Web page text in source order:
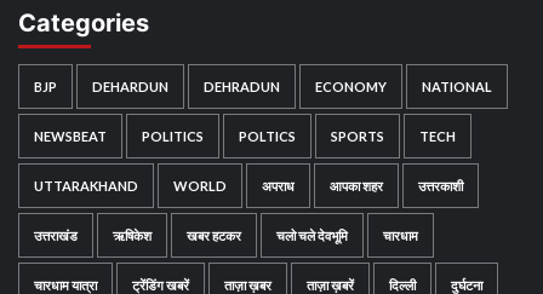
Categories
BJP DEHARDUN DEHRADUN ECONOMY NATIONAL
NEWSBEAT POLITICS POLTICS SPORTS TECH
UTTARAKHAND WORLD अपराध आपका शहर उत्तरकाशी
उत्तराखंड ऋषिकेश खबर हटकर चलो चले देवभूमि चारधाम
चारधाम यात्रा ट्रेंडिंग खबरें ताज़ा ख़बर ताज़ा ख़बरें दिल्ली दुर्घटना